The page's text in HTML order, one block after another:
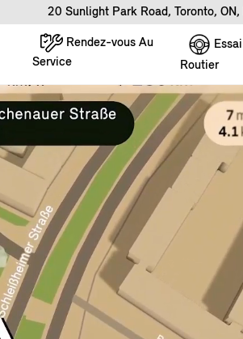
20 Sunlight Park Road, Toronto,
Rendez-vous Au
Service
Essai
Routier